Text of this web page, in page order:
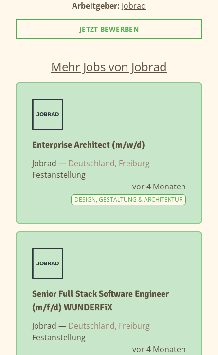
Arbeitgeber: Jobrad
JETZT BEWERBEN
Mehr Jobs von Jobrad
Enterprise Architect (m/w/d)
Jobrad — Deutschland, Freiburg
Festanstellung
vor 4 Monaten
DESIGN, GESTALTUNG & ARCHITEKTUR
Senior Full Stack Software Engineer
(m/f/d) WUNDERFiX
Jobrad — Deutschland, Freiburg
Festanstellung
vor 4 Monaten